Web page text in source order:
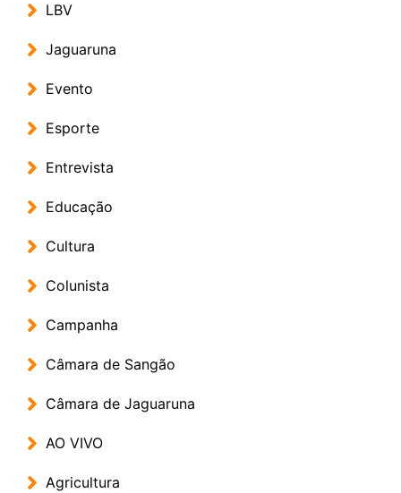
LBV
Jaguaruna
Evento
Esporte
Entrevista
Educação
Cultura
Colunista
Campanha
Câmara de Sangão
Câmara de Jaguaruna
AO VIVO
Agricultura